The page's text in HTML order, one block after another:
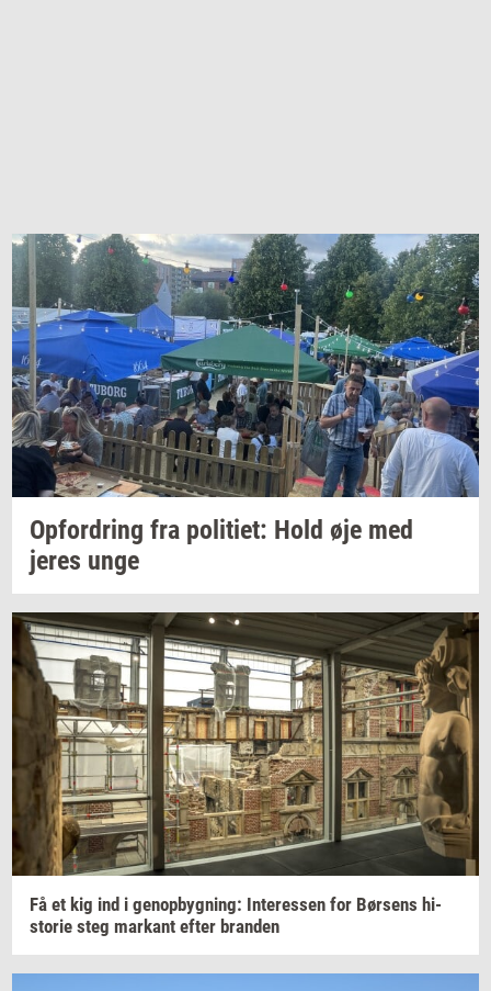
Op­for­dring fra po­li­ti­et: Hold øje med
jeres unge
Få et kig ind i genop­byg­ning: In­ter­es­sen for Bør­sens hi­
sto­rie steg mar­kant efter bran­den